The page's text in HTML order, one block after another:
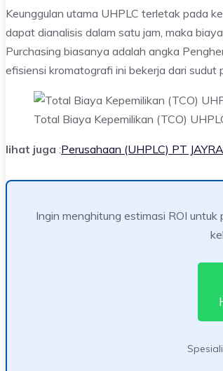
Keunggulan utama UHPLC terletak pada
dapat dianalisis dalam satu jam, maka
Purchasing biasanya adalah angka
efisiensi kromatografi ini bekerja dari sudut
Total Biaya Kepemilikan (TCO)
lihat juga :Perusahaan (UHPLC) PT
Ingin menghitung estimasi ROI